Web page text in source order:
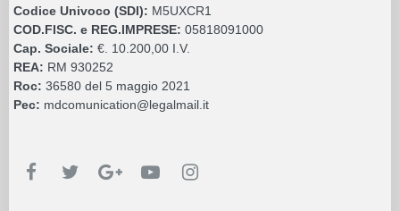
Codice Univoco (SDI): M5UXCR1
COD.FISC. e REG.IMPRESE: 05818091000
Cap. Sociale: €. 10.200,00 I.V.
REA: RM 930252
Roc: 36580 del 5 maggio 2021
Pec: mdcomunication@legalmail.it